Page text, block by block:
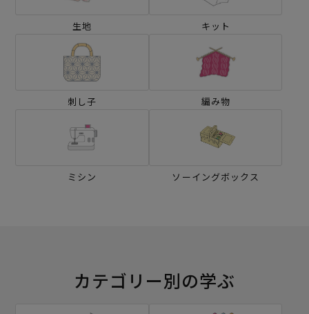
生地 キット
刺し子 編み物
ミシン ソーイングボックス
カテゴリー別の学ぶ